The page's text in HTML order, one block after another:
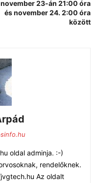
november 23-án 21:00 óra
és november 24. 2:00 óra
között
oldal adminja. :-)
rendelőknek.
Az oldalt